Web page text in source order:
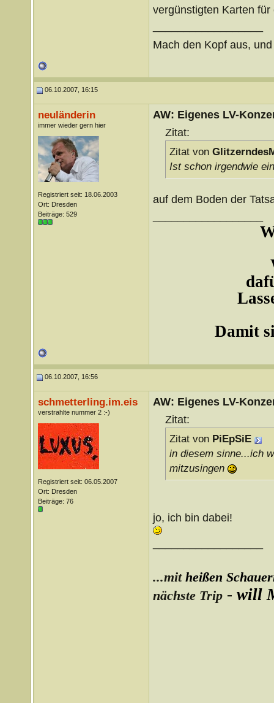
vergünstigten Karten
Mach den Kopf aus,
06.10.2007, 16:15
neuländerin
immer wieder gern hier
Registriert seit: 18.06.2003
Ort: Dresden
Beiträge: 529
AW: Eigenes LV-
Zitat:
Zitat von
Ist schon irgendwie
auf dem Boden der
Damit
06.10.2007, 16:56
schmetterling.im.eis
verstrahlte nummer 2 :-)
Registriert seit: 06.05.2007
Ort: Dresden
Beiträge: 76
AW: Eigenes LV-
Zitat:
Zitat von PiEpSiE
in diesem sinne...ich
mitzusingen
jo, ich bin dabei!
...mit heißen
nächste Trip- will